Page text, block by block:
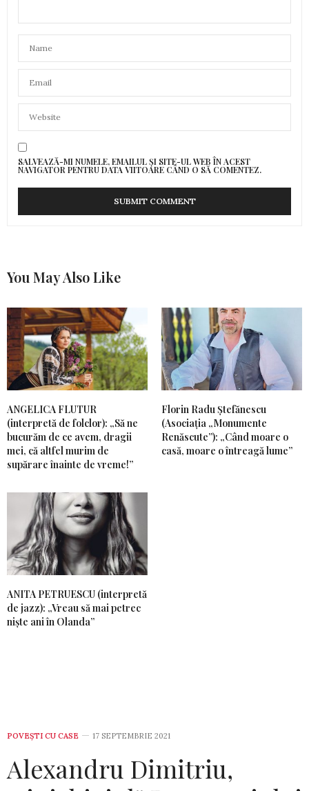
SALVEAZĂ-MI NUMELE, EMAILUL ȘI SITE-UL WEB ÎN ACEST
NAVIGATOR PENTRU DATA VIITOARE CÂND O SĂ COMENTEZ.
You May Also Like
ANGELICA FLUTUR
(interpretă de folclor): „Să ne
bucurăm de ce avem, dragii
mei, că altfel murim de
supărare înainte de vreme!”
Florin Radu Ștefănescu
(Asociația „Monumente
Renăscute”): „Când moare o
casă, moare o întreagă lume”
ANITA PETRUESCU (interpretă
de jazz): „Vreau să mai petrec
niște ani în Olanda”
POVEŞTI CU CASE 17 SEPTEMBRIE 2021
Alexandru Dimitriu,